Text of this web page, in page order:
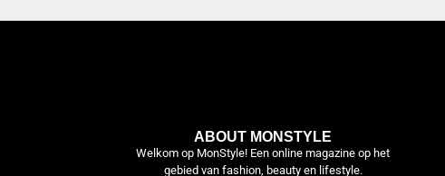
ABOUT MONSTYLE
Welkom op MonStyle! Een online magazine op het
gebied van fashion, beauty en lifestyle.